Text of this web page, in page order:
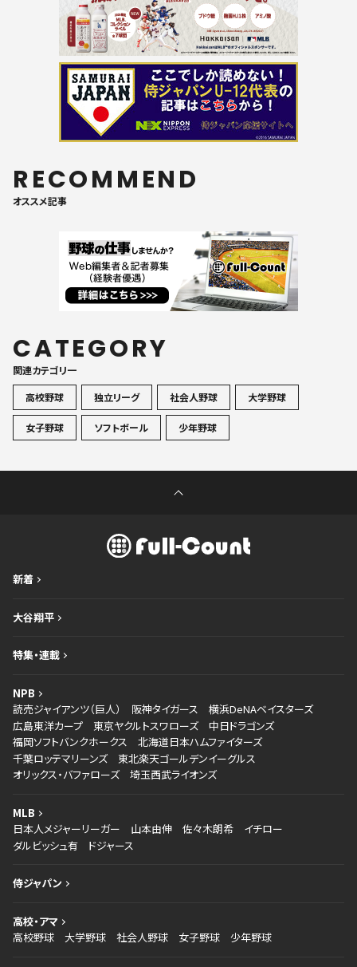
RECOMMEND
オススメ記事
CATEGORY
関連カテゴリ一
高校野球
独立リーグ 社会人野球 大学野球
女子野球 ソフトボール 少年野球
新着
大谷翔平
特集・連載
NPB
読売ジャイアンツ（巨人）
阪神タイガース
横浜DeNAベイスターズ
広島東洋カープ
東京ヤクルトスワローズ
中日ドラゴンズ
福岡ソフトバンクホークス
北海道日本ハムファイターズ
千葉ロッテマリーンズ
東北楽天ゴールデンイーグルス
オリックス・バファローズ
埼玉西武ライオンズ
MLB
日本人メジャーリーガー
山本由伸 佐々木朗希
イチロー
ダルビッシュ有
ドジャース
侍ジャパン
高校・アマ
高校野球
大学野球 社会人野球 女子野球 少年野球